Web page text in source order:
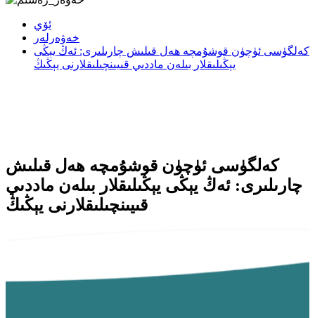
ئۆي
خەۋەرلەر
كەلگۈسى ئۈچۈن قوشۇمچە ھەل قىلىش چارىلىرى: ئەڭ يېڭى
يېڭىلىقلار بىلەن ماددىي قىيىنچىلىقلارنى يېڭىڭ
كەلگۈسى ئۈچۈن قوشۇمچە ھەل قىلىش
چارىلىرى: ئەڭ يېڭى يېڭىلىقلار بىلەن ماددىي
قىيىنچىلىقلارنى يېڭىڭ